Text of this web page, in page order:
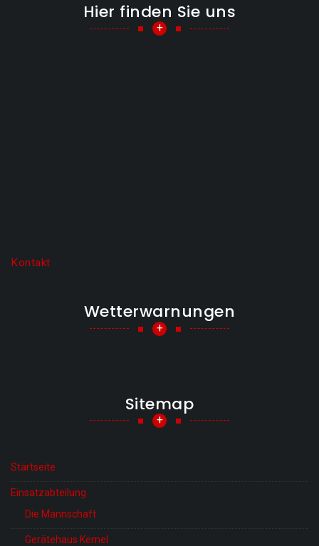
Hier finden Sie uns
+
Kontakt
Wetterwarnungen
+
Sitemap
+
Startseite
Einsatzabteilung
Die Mannschaft
Gerätehaus Kemel